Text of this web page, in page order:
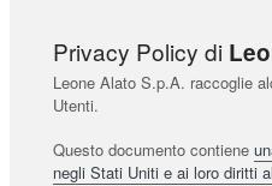
Privacy Policy di
Leone Alato S.p.A. raccoglie
Utenti.
Questo documento contiene
negli Stati Uniti e ai loro diritti